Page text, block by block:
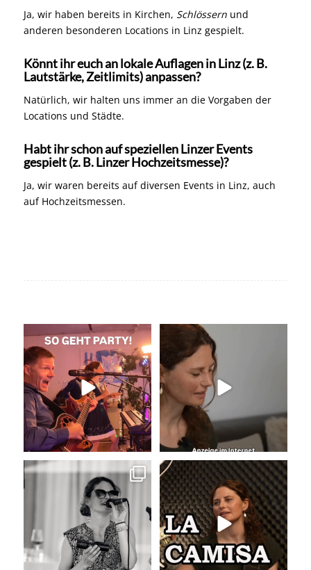
Ja, wir haben bereits in Kirchen, Schlössernund
anderen besonderen Locations in Linz gespielt.
Könnt ihr euch an lokale Auflagen in Linz (z. B.
Lautstärke, Zeitlimits) anpassen?
Natürlich, wir halten uns immer an die Vorgaben der
Locations und Städte.
Habt ihr schon auf speziellen Linzer Events
gespielt (z. B. Linzer Hochzeitsmesse)?
Ja, wir waren bereits auf diversen Events in Linz, auch
auf Hochzeitsmessen.
So geht Party!
Was für eine tolle...
32 0
Unser Kennenlernen vor 15
Jahren
Vor 15
33
Sommer, Sonne, Gefühle bei der
Agape!
...
41 0
La Camisa Negra
Wir lieben...
48 0